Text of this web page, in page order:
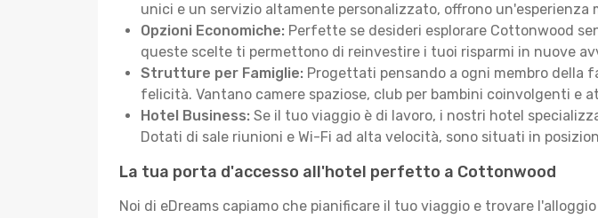
unici e un servizio altamente personalizzato, offrono un'esperienza
Opzioni Economiche: Perfette se desideri esplorare Cottonwood
queste scelte ti permettono di reinvestire i tuoi risparmi in nuove
Strutture per Famiglie: Progettati pensando a ogni membro della
felicità. Vantano camere spaziose, club per bambini coinvolgenti e
Hotel Business: Se il tuo viaggio è di lavoro, i nostri hotel
Dotati di sale riunioni e Wi-Fi ad alta velocità, sono situati in
La tua porta d'accesso all'hotel perfetto a Cottonwood
Noi di eDreams capiamo che pianificare il tuo viaggio e trovare